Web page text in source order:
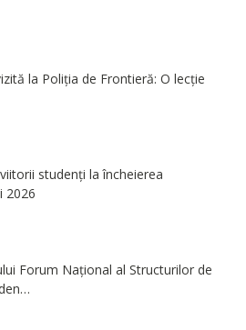
la Poliția de Frontieră: O lecție
studenți la încheierea
2026
Forum Național al Structurilor de